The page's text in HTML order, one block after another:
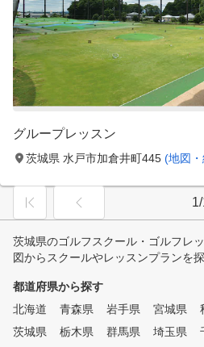
グループレッスン
茨城県 水戸市加倉井町445 (地図
茨城県のゴルフスクール・ゴルフレ
図からスクールやレッスンプランを
都道府県から探す
北海道
青森県 岩手県 宮城県
茨城県
栃木県 群馬県 埼玉県